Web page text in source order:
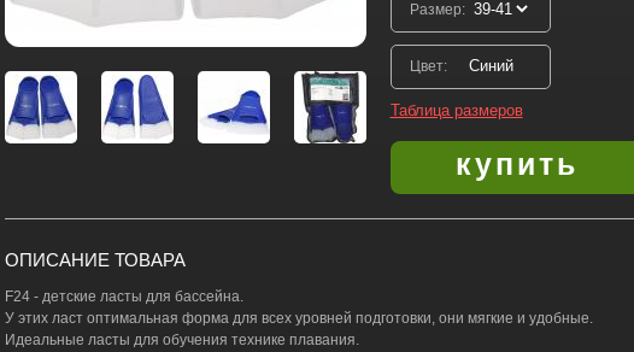
Размер:
Цвет:
Таблица размеров
ОПИСАНИЕ ТОВАРА
F24 - детские ласты для бассейна.
У этих ласт оптимальная форма для всех уровней подготовки, они мягкие и удобные.
Идеальные ласты для обучения технике плавания.